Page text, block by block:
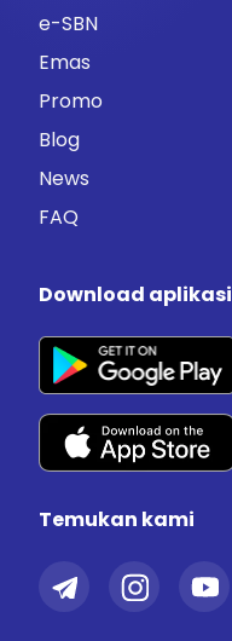
e-SBN
Emas
Promo
Blog
News
FAQ
Download aplikasi
Temukan kami